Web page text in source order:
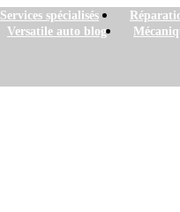
Services spécialisés
Versatile auto blog